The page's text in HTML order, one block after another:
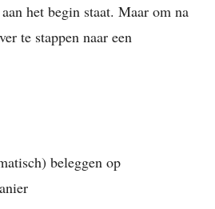
het begin staat. Maar om na
te stappen naar een
beleggen op